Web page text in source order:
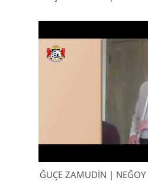
ĞUÇE ZAMUDİN |